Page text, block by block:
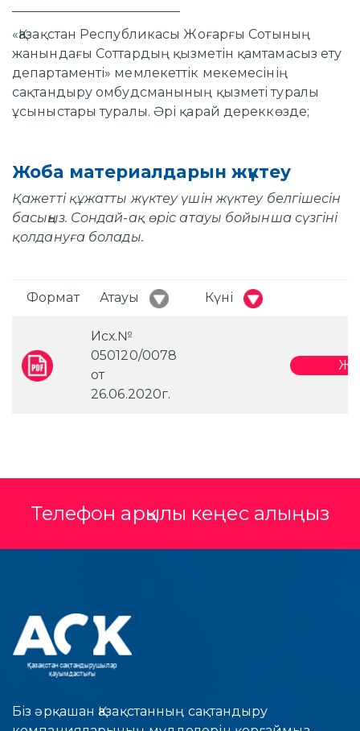
«Қазақстан Республикасы Жоғарғы Сотының
жанындағы Соттардың қызметін қамтамасыз ету
департаменті» мемлекеттік мекемесінің
сақтандыру омбудсманының қызметі туралы
ұсыныстары туралы. Әрі қарай дереккөзде;
Жоба материалдарын жүктеу
Қажетті құжатты жүктеу үшін жүктеу белгішесін
басыңыз. Сондай-ақ өріс атауы бойынша сүзгіні
қолдануға болады.
Формат Атауы Күні
Исх.№
050120/0078
от
26.06.2020г.
Телефон арқылы кеңес алыңыз
Біз әрқашан Қазақстанның сақтандыру